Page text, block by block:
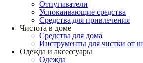
Отпугиватели
Успокаивающие средства
Средства для привлечения
Чистота в доме
Средства для дома
Инструменты для чистки от
Одежда и аксессуары
Одежда